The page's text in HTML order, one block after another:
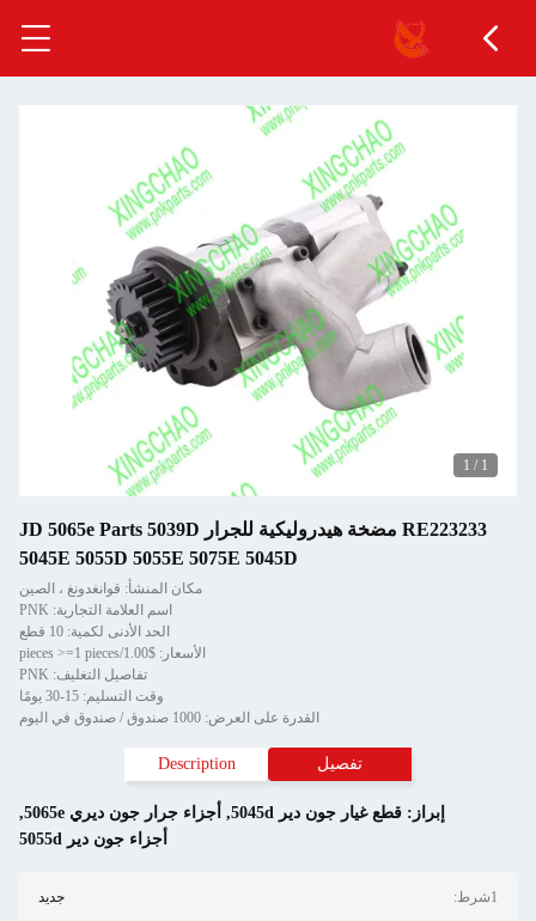
1
/
1
RE223233 مضخة هيدروليكية للجرار JD 5065e Parts 5039D
5045E 5055D 5055E 5075E 5045D
مكان المنشأ: قوانغدونغ ، الصين
اسم العلامة التجارية: PNK
الحد الأدنى لكمية: 10 قطع
الأسعار: $1.00/pieces >=1 pieces
تفاصيل التغليف: PNK
وقت التسليم: 15-30 يومًا
القدرة على العرض: 1000 صندوق / صندوق في اليوم
تفصيل Description
إبراز: قطع غيار جون دير 5045d , أجزاء جرار جون ديري 5065e
,
أجزاء جون دير 5055d
1شرط: جديد